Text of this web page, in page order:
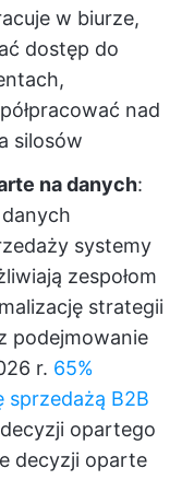
w biurze,
dostęp do
nad
silosów
na danych:
systemy
zespołom
strategii
podejmowanie
r. 65%
sprzedażą B2B
opartego
decyzji oparte